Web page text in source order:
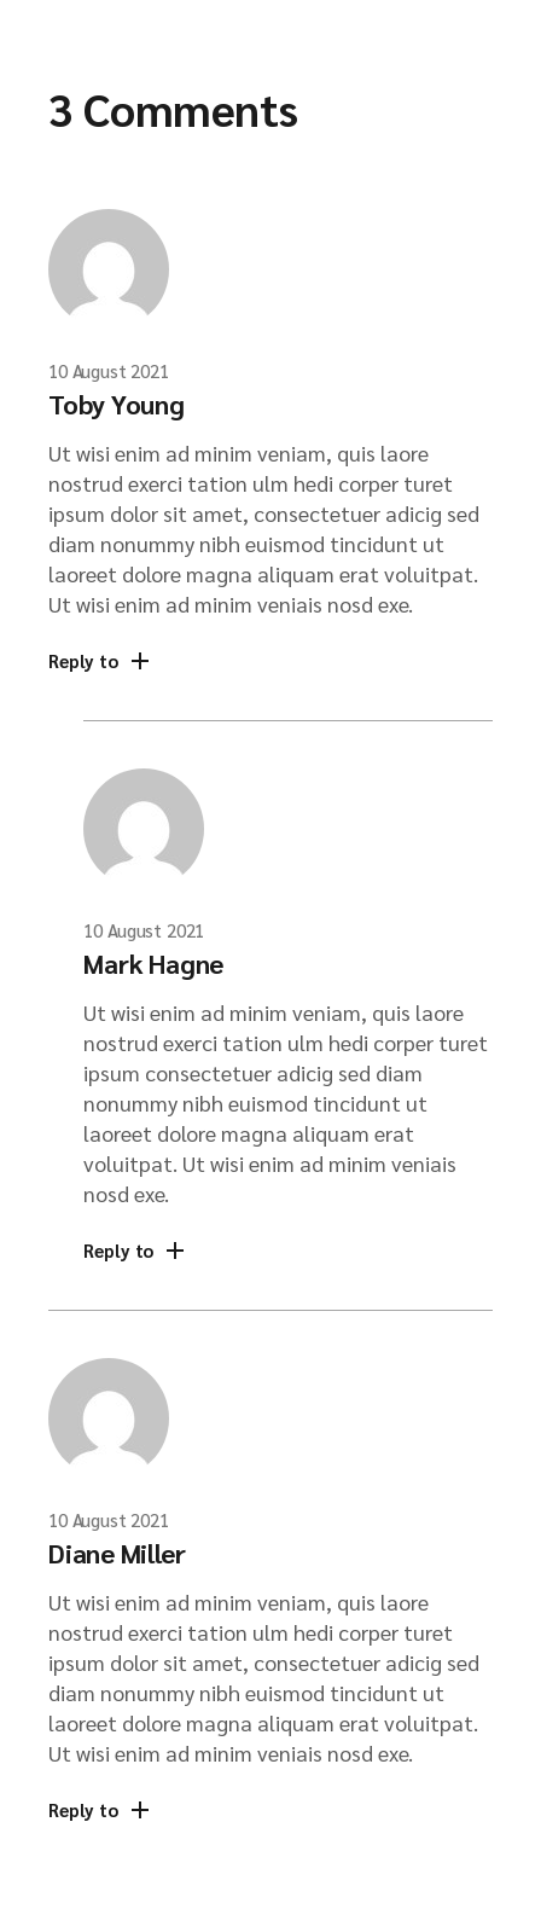
3 Comments
10 August 2021
Toby Young
Ut wisi enim ad minim veniam, quis laore
nostrud exerci tation ulm hedi corper turet
ipsum dolor sit amet, consectetuer adicig sed
diam nonummy nibh euismod tincidunt ut
laoreet dolore magna aliquam erat voluitpat.
Ut wisi enim ad minim veniais nosd exe.
Reply to
10 August 2021
Mark Hagne
Ut wisi enim ad minim veniam, quis laore
nostrud exerci tation ulm hedi corper turet
ipsum consectetuer adicig sed diam
nonummy nibh euismod tincidunt ut
laoreet dolore magna aliquam erat
voluitpat. Ut wisi enim ad minim veniais
nosd exe.
Reply to
10 August 2021
Diane Miller
Ut wisi enim ad minim veniam, quis laore
nostrud exerci tation ulm hedi corper turet
ipsum dolor sit amet, consectetuer adicig sed
diam nonummy nibh euismod tincidunt ut
laoreet dolore magna aliquam erat voluitpat.
Ut wisi enim ad minim veniais nosd exe.
Reply to